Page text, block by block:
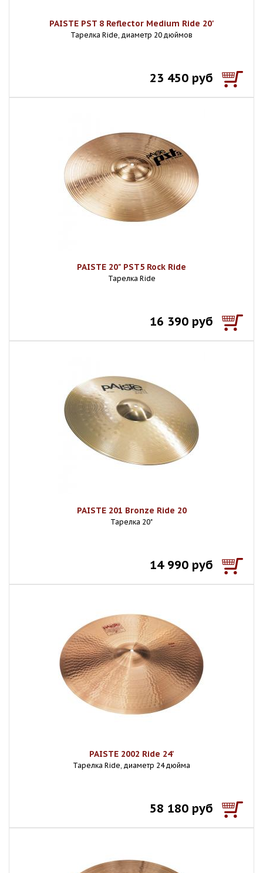
PAISTE PST 8 Reflector Medium Ride 20'
Тарелка Ride, диаметр 20 дюймов
23 450 руб
PAISTE 20" PST5 Rock Ride
Тарелка Ride
16 390 руб
PAISTE 201 Bronze Ride 20
Тарелка 20"
14 990 руб
PAISTE 2002 Ride 24'
Тарелка Ride, диаметр 24 дюйма
58 180 руб